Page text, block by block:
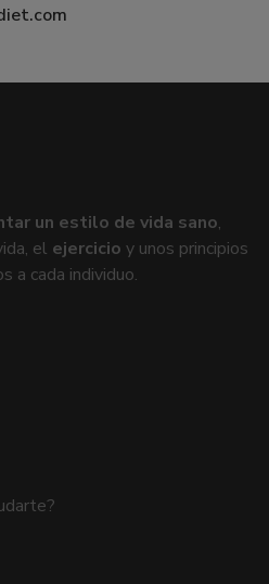
un estilo de vida sano,
el ejercicio y unos principios
a cada individuo.